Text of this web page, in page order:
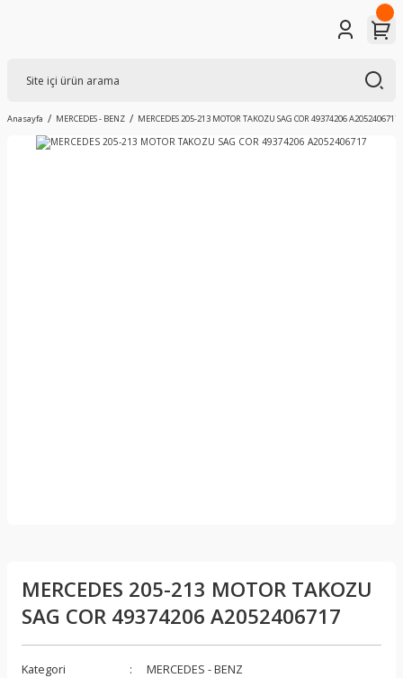
Anasayfa MERCEDES - BENZ MERCEDES 205-213 MOTOR TAKOZU SAG COR 49374206 A2052406717
MERCEDES 205-213 MOTOR TAKOZU
SAG COR 49374206 A2052406717
Kategori
MERCEDES - BENZ